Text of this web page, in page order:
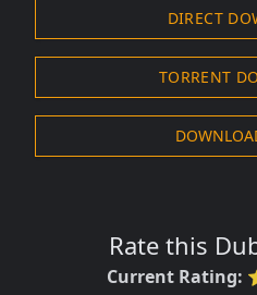
DIRECT
TORRENT
Rate this
Current Rating: